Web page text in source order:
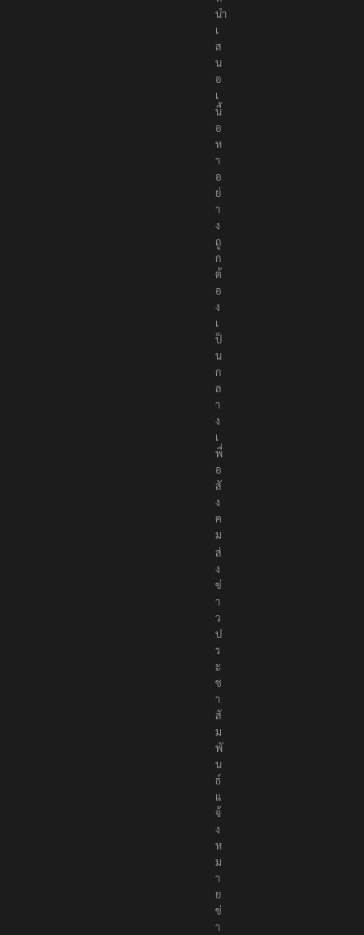
นำ
เ
ส
น
อ
เ
นื้
อ
ห
า
อ
ย่
า
ง
ถู
ก
ต้
อ
ง
เ
ป็
น
ก
ล
า
ง
เ
พื่
อ
สั
ง
ค
ม
ส่
ง
ข่
า
ว
ป
ร
ะ
ช
า
สั
ม
พั
น
ธ์
แ
จ้
ง
ห
ม
า
ย
ข่
า